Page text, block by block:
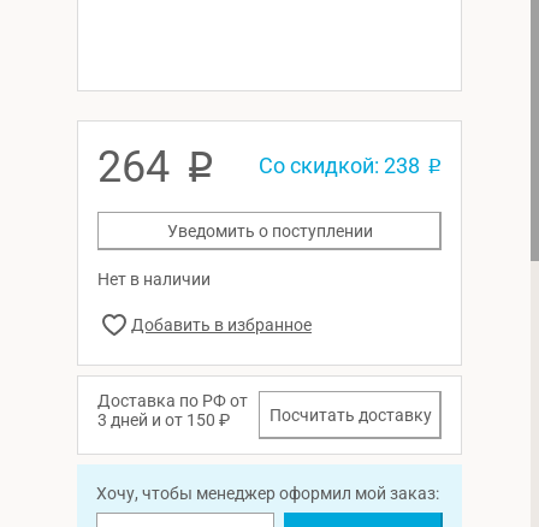
264 p Со скидкой: 238 p
Уведомить о поступлении
Нет в наличии
Доставка по РФ от
3 дней и от 150 ₽
Посчитать доставку
Хочу, чтобы менеджер оформил мой заказ: